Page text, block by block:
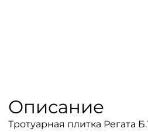
Описание
Тротуарная плитка Регата